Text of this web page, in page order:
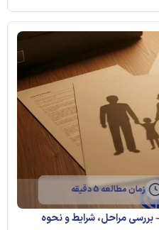
زمان مطالعه 5 دقیقه
مراحل، شرایط و نحوه